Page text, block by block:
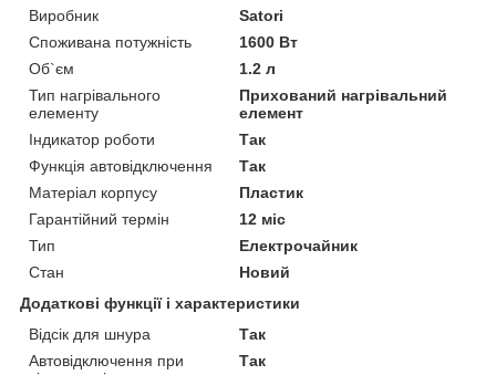
Виробник
Satori
Споживана потужність
1600 Вт
Об`єм
1.2 л
Тип нагрівального
елементу
Прихований нагрівальний
елемент
Індикатор роботи
Так
Функція автовідключення
Так
Матеріал корпусу
Пластик
Гарантійний термін
12 міс
Тип
Електрочайник
Стан
Новий
Додаткові функції і характеристики
Відсік для шнура
Так
Автовідключення при
Так